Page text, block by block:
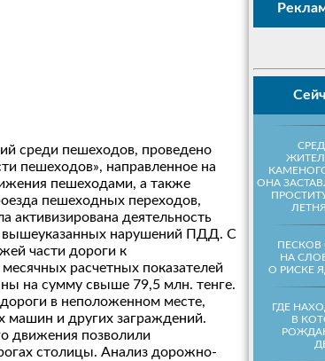
ОНА
ПЕСКОВ
НА
О РИСКЕ
ГДЕ
В
среди пешеходов, проведено
пешеходов», направленное на
пешеходами, а также
пешеходных переходов,
деятельность
вышеуказанных нарушений ПДД. С
части дороги к
расчетных показателей
на сумму свыше 79,5 млн. тенге.
в неположенном месте,
машин и других заграждений.
движения позволили
столицы. Анализ дорожно-